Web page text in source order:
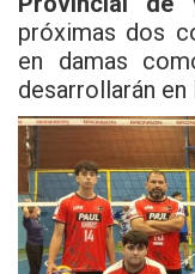
próximas dos
en damas
desarrollarán en